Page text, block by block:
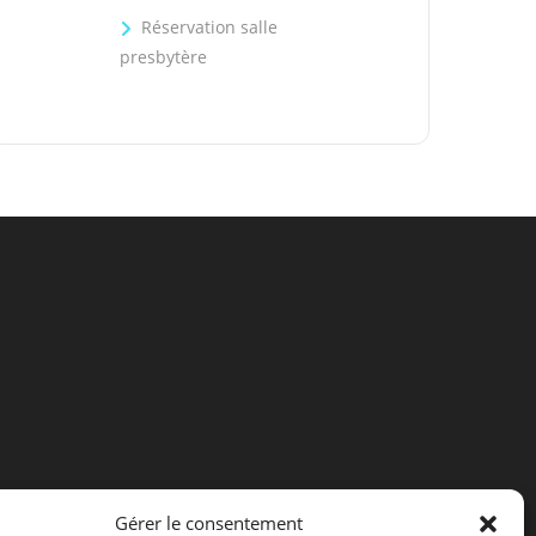
Gérer le consentement
Réservation salle
presbytère